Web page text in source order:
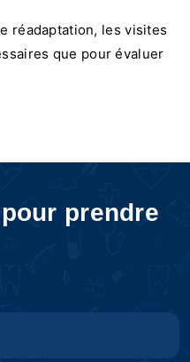
réadaptation, les visites
que pour évaluer
prendre